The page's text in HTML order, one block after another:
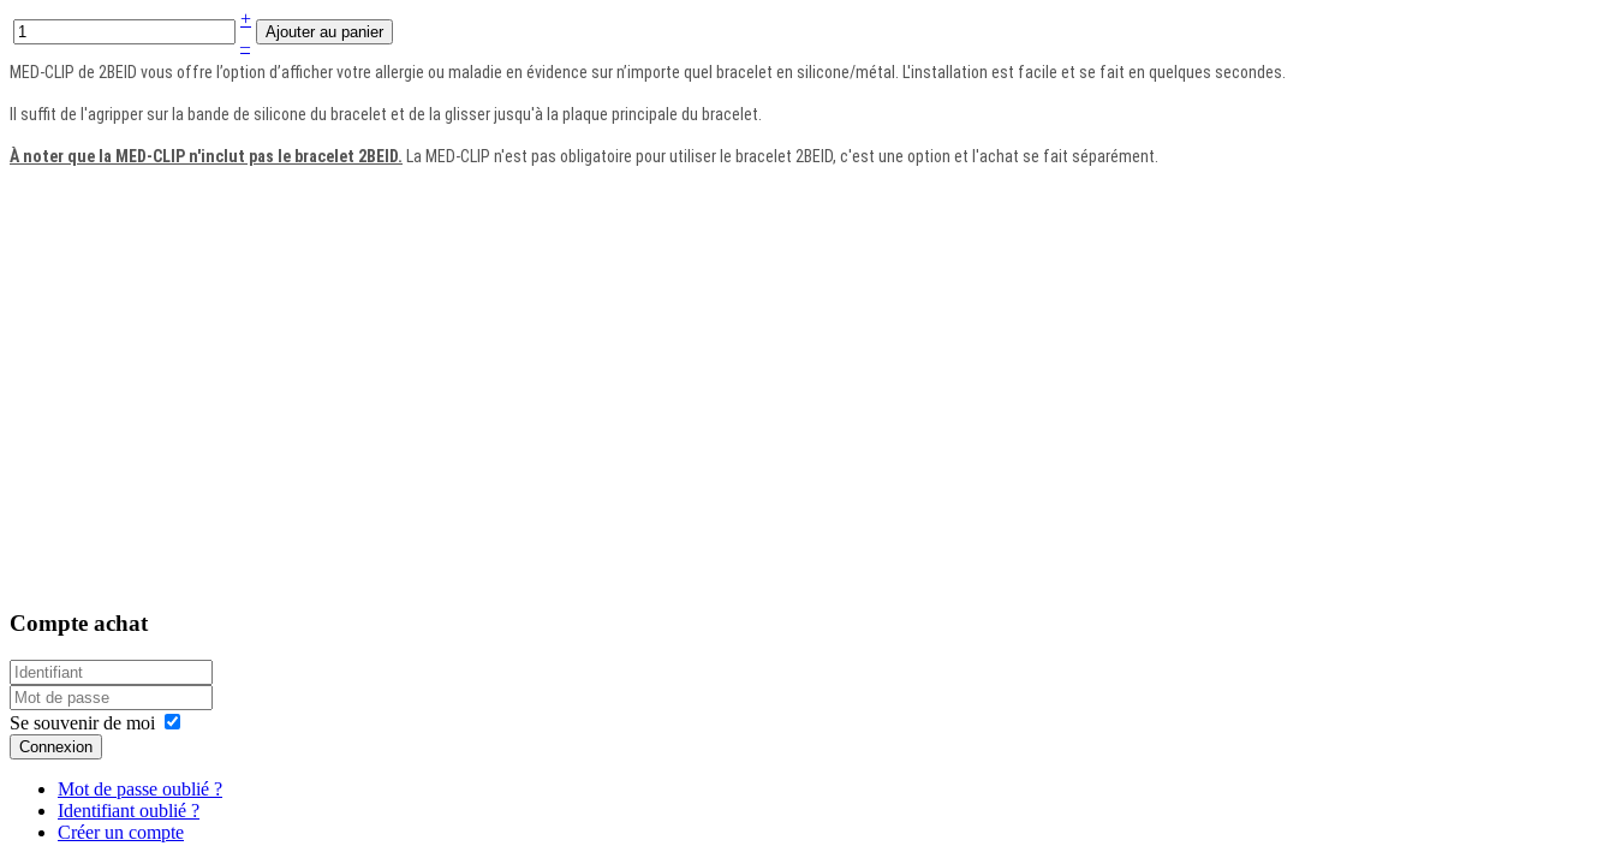
+
–
MED-CLIP de 2BEID vous offre l’option d’afficher votre allergie ou maladie en évidence sur n’importe quel bracelet en silicone/métal. L'installation est facile et se fait en quelques secondes.
Il suffit de l'agripper sur la bande de silicone du bracelet et de la glisser jusqu'à la plaque principale du bracelet.
À noter que la MED-CLIP n'inclut pas le bracelet 2BEID. La MED-CLIP n'est pas obligatoire pour utiliser le bracelet 2BEID, c'est une option et l'achat se fait séparément.
Compte achat
Se souvenir de moi
Connexion
Mot de passe oublié ?
Identifiant oublié ?
Créer un compte